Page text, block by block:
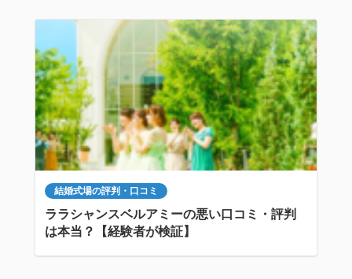
結婚式場の評判・口コミ
ララシャンスベルアミーの悪い口コミ・評判
は本当？【経験者が検証】